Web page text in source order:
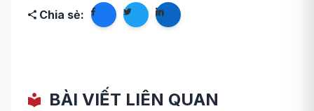
Chia sẻ:
BÀI VIẾT LIÊN QUAN